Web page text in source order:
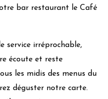
bar restaurant le Café
service irréprochable,
écoute et reste
les midis des menus du
déguster notre carte.